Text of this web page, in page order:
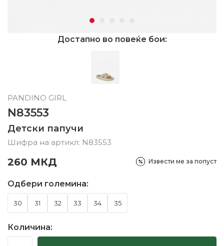
Достапно во повеќе бои:
PANDINO GIRL
N83553
Детски папучи
Шифра на артикл: N83553
260 МКД Извести ме за попуст
Одбери големина:
30 31 32 33 34 35
Количина: